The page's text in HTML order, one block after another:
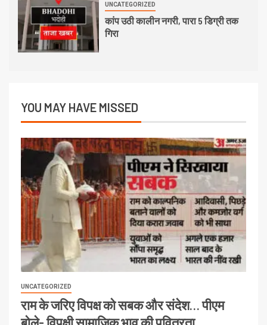
UNCATEGORIZED
कांप उठी कालीन नगरी, पारा 5 डिग्री तक
गिरा
YOU MAY HAVE MISSED
UNCATEGORIZED
राम के जरिए विपक्ष को सबक और संदेश… पीएम